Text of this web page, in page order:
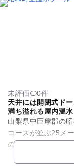
未評価
0件
天井には開閉式ド
満ち溢れる屋内温
山梨県中巨摩郡の
コースが並ぶ25メ
ので、大人から子どもま